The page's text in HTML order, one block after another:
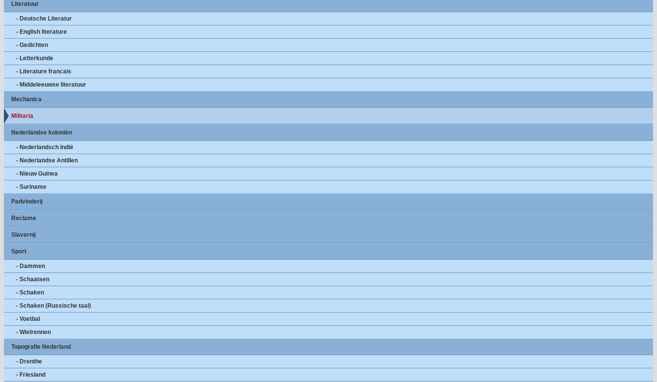
Literatuur
- Deutsche Literatur
- English literature
- Gedichten
- Letterkunde
- Literature francais
- Middeleeuwse literatuur
Mechanica
Militaria
Nederlandse koloniën
- Nederlandsch Indië
- Nederlandse Antillen
- Nieuw Guinea
- Suriname
Padvinderij
Reclame
Slavernij
Sport
- Dammen
- Schaatsen
- Schaken
- Schaken (Russische taal)
- Voetbal
- Wielrennen
Topografie Nederland
- Drenthe
- Friesland